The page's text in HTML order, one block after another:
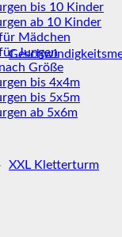
XXL Kletterturm
bis 10 Kinder
ab 10 Kinder
Mädchen
Jungen
Größe
bis 4x4m
bis 5x5m
ab 5x6m